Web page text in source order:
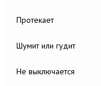
Протекает
Шумит или гудит
Не выключается